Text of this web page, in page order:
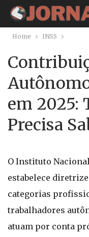
Home INSS
em 2025:
Precisa
O Instituto
estabelece
categorias
trabalhadores
atuam por conta